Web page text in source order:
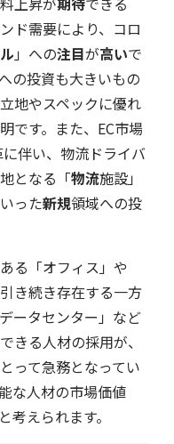
ド需要により、コロ
」への注目が高いで
の投資も大きいもの
地やスペックに優れ
です。また、EC市場
伴い、物流ドライバ
となる「物流施設」
った新規領域への投
る「オフィス」や
き続き存在する一方
ータセンター」など
きる人材の採用が、
って急務となってい
な人材の市場価値
考えられます。